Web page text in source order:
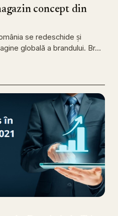
concept din
se redeschide și
globală a brandului. Br…